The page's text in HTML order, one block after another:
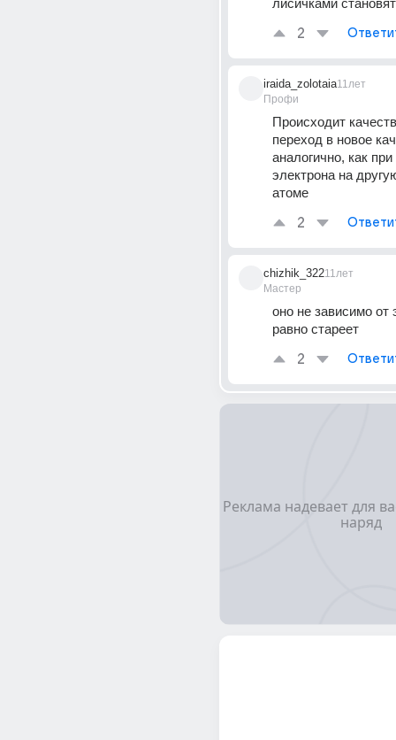
лисичками
2
iraida_zolotaia
Профи
11лет
Происходит
переход в новое
аналогично, как
электрона на
атоме
2
chizhik_322
Мастер
11лет
оно не зависимо от
равно стареет
2